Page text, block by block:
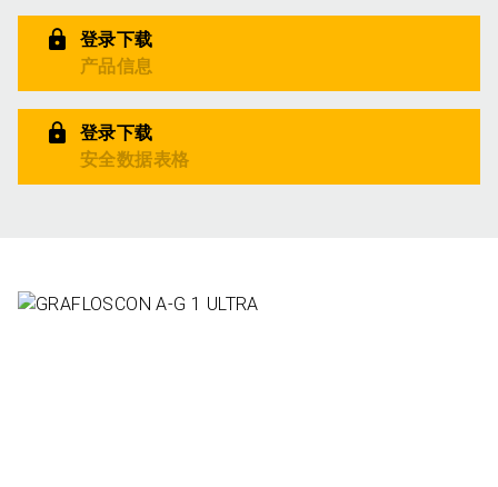
登录下载
产品信息
登录下载
安全数据表格